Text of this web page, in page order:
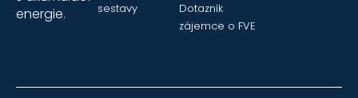
energie.
sestavy
Dotazník
zájemce o FVE